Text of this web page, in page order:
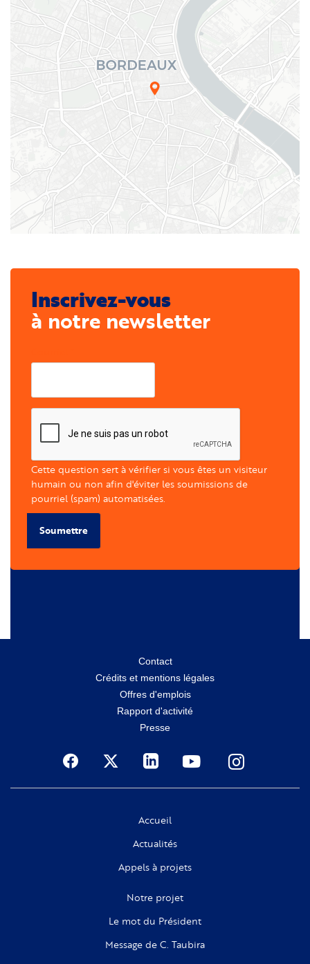
Inscrivez-vous
à notre newsletter
Cette question sert à vérifier si vous êtes un visiteur
humain ou non afin d'éviter les soumissions de
pourriel (spam) automatisées.
Soumettre
Contact
Crédits et mentions légales
Offres d'emplois
Rapport d'activité
Presse
Social
Accueil
Actualités
Appels à projets
Notre projet
Le mot du Président
Message de C. Taubira